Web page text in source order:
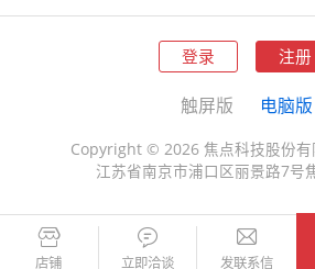
导轨：循环滚珠轴承导轨
店铺 立即洽谈 发联系信
登录 注册
触屏版 电脑版
Copyright © 2026 焦点科技股份有
江苏省南京市浦口区丽景路7号